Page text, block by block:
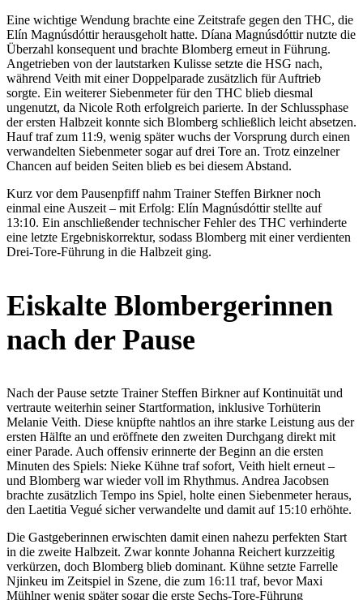
Eine wichtige Wendung brachte eine Zeitstrafe gegen den THC, die
Elín Magnúsdóttir herausgeholt hatte. Díana Magnúsdóttir nutzte die
Überzahl konsequent und brachte Blomberg erneut in Führung.
Angetrieben von der lautstarken Kulisse setzte die HSG nach,
während Veith mit einer Doppelparade zusätzlich für Auftrieb
sorgte. Ein weiterer Siebenmeter für den THC blieb diesmal
ungenutzt, da Nicole Roth erfolgreich parierte. In der Schlussphase
der ersten Halbzeit konnte sich Blomberg schließlich leicht absetzen.
Hauf traf zum 11:9, wenig später wuchs der Vorsprung durch einen
verwandelten Siebenmeter sogar auf drei Tore an. Trotz einzelner
Chancen auf beiden Seiten blieb es bei diesem Abstand.
Kurz vor dem Pausenpfiff nahm Trainer Steffen Birkner noch
einmal eine Auszeit – mit Erfolg: Elín Magnúsdóttir stellte auf
13:10. Ein anschließender technischer Fehler des THC verhinderte
eine letzte Ergebniskorrektur, sodass Blomberg mit einer verdienten
Drei-Tore-Führung in die Halbzeit ging.
Eiskalte Blombergerinnen
nach der Pause
Nach der Pause setzte Trainer Steffen Birkner auf Kontinuität und
vertraute weiterhin seiner Startformation, inklusive Torhüterin
Melanie Veith. Diese knüpfte nahtlos an ihre starke Leistung aus der
ersten Hälfte an und eröffnete den zweiten Durchgang direkt mit
einer Parade. Auch offensiv erinnerte der Beginn an die ersten
Minuten des Spiels: Nieke Kühne traf sofort, Veith hielt erneut –
und Blomberg war wieder voll im Rhythmus. Andrea Jacobsen
brachte zusätzlich Tempo ins Spiel, holte einen Siebenmeter heraus,
den Laetitia Vegué sicher verwandelte und damit auf 15:10 erhöhte.
Die Gastgeberinnen erwischten damit einen nahezu perfekten Start
in die zweite Halbzeit. Zwar konnte Johanna Reichert kurzzeitig
verkürzen, doch Blomberg blieb dominant. Kühne setzte Farrelle
Njinkeu im Zeitspiel in Szene, die zum 16:11 traf, bevor Maxi
Mühlner wenig später sogar die erste Sechs-Tore-Führung